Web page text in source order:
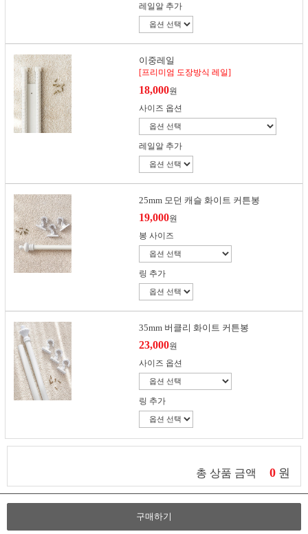
레일알 추가
이중레일
[프리미엄 도장방식 레일]
18,000원
사이즈 옵션
레일알 추가
25mm 모던 캐슬 화이트 커튼봉
19,000원
봉 사이즈
링 추가
35mm 버클리 화이트 커튼봉
23,000원
사이즈 옵션
링 추가
총 상품 금액 0 원
구매하기